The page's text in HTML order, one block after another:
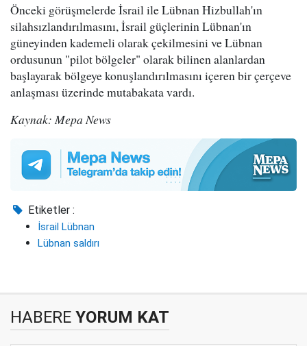
Önceki görüşmelerde İsrail ile Lübnan Hizbullah'ın
silahsızlandırılmasını, İsrail güçlerinin Lübnan'ın
güneyinden kademeli olarak çekilmesini ve Lübnan
ordusunun "pilot bölgeler" olarak bilinen alanlardan
başlayarak bölgeye konuşlandırılmasını içeren bir çerçeve
anlaşması üzerinde mutabakata vardı.
Kaynak: Mepa News
Etiketler :
İsrail Lübnan
Lübnan saldırı
HABERE YORUM KAT